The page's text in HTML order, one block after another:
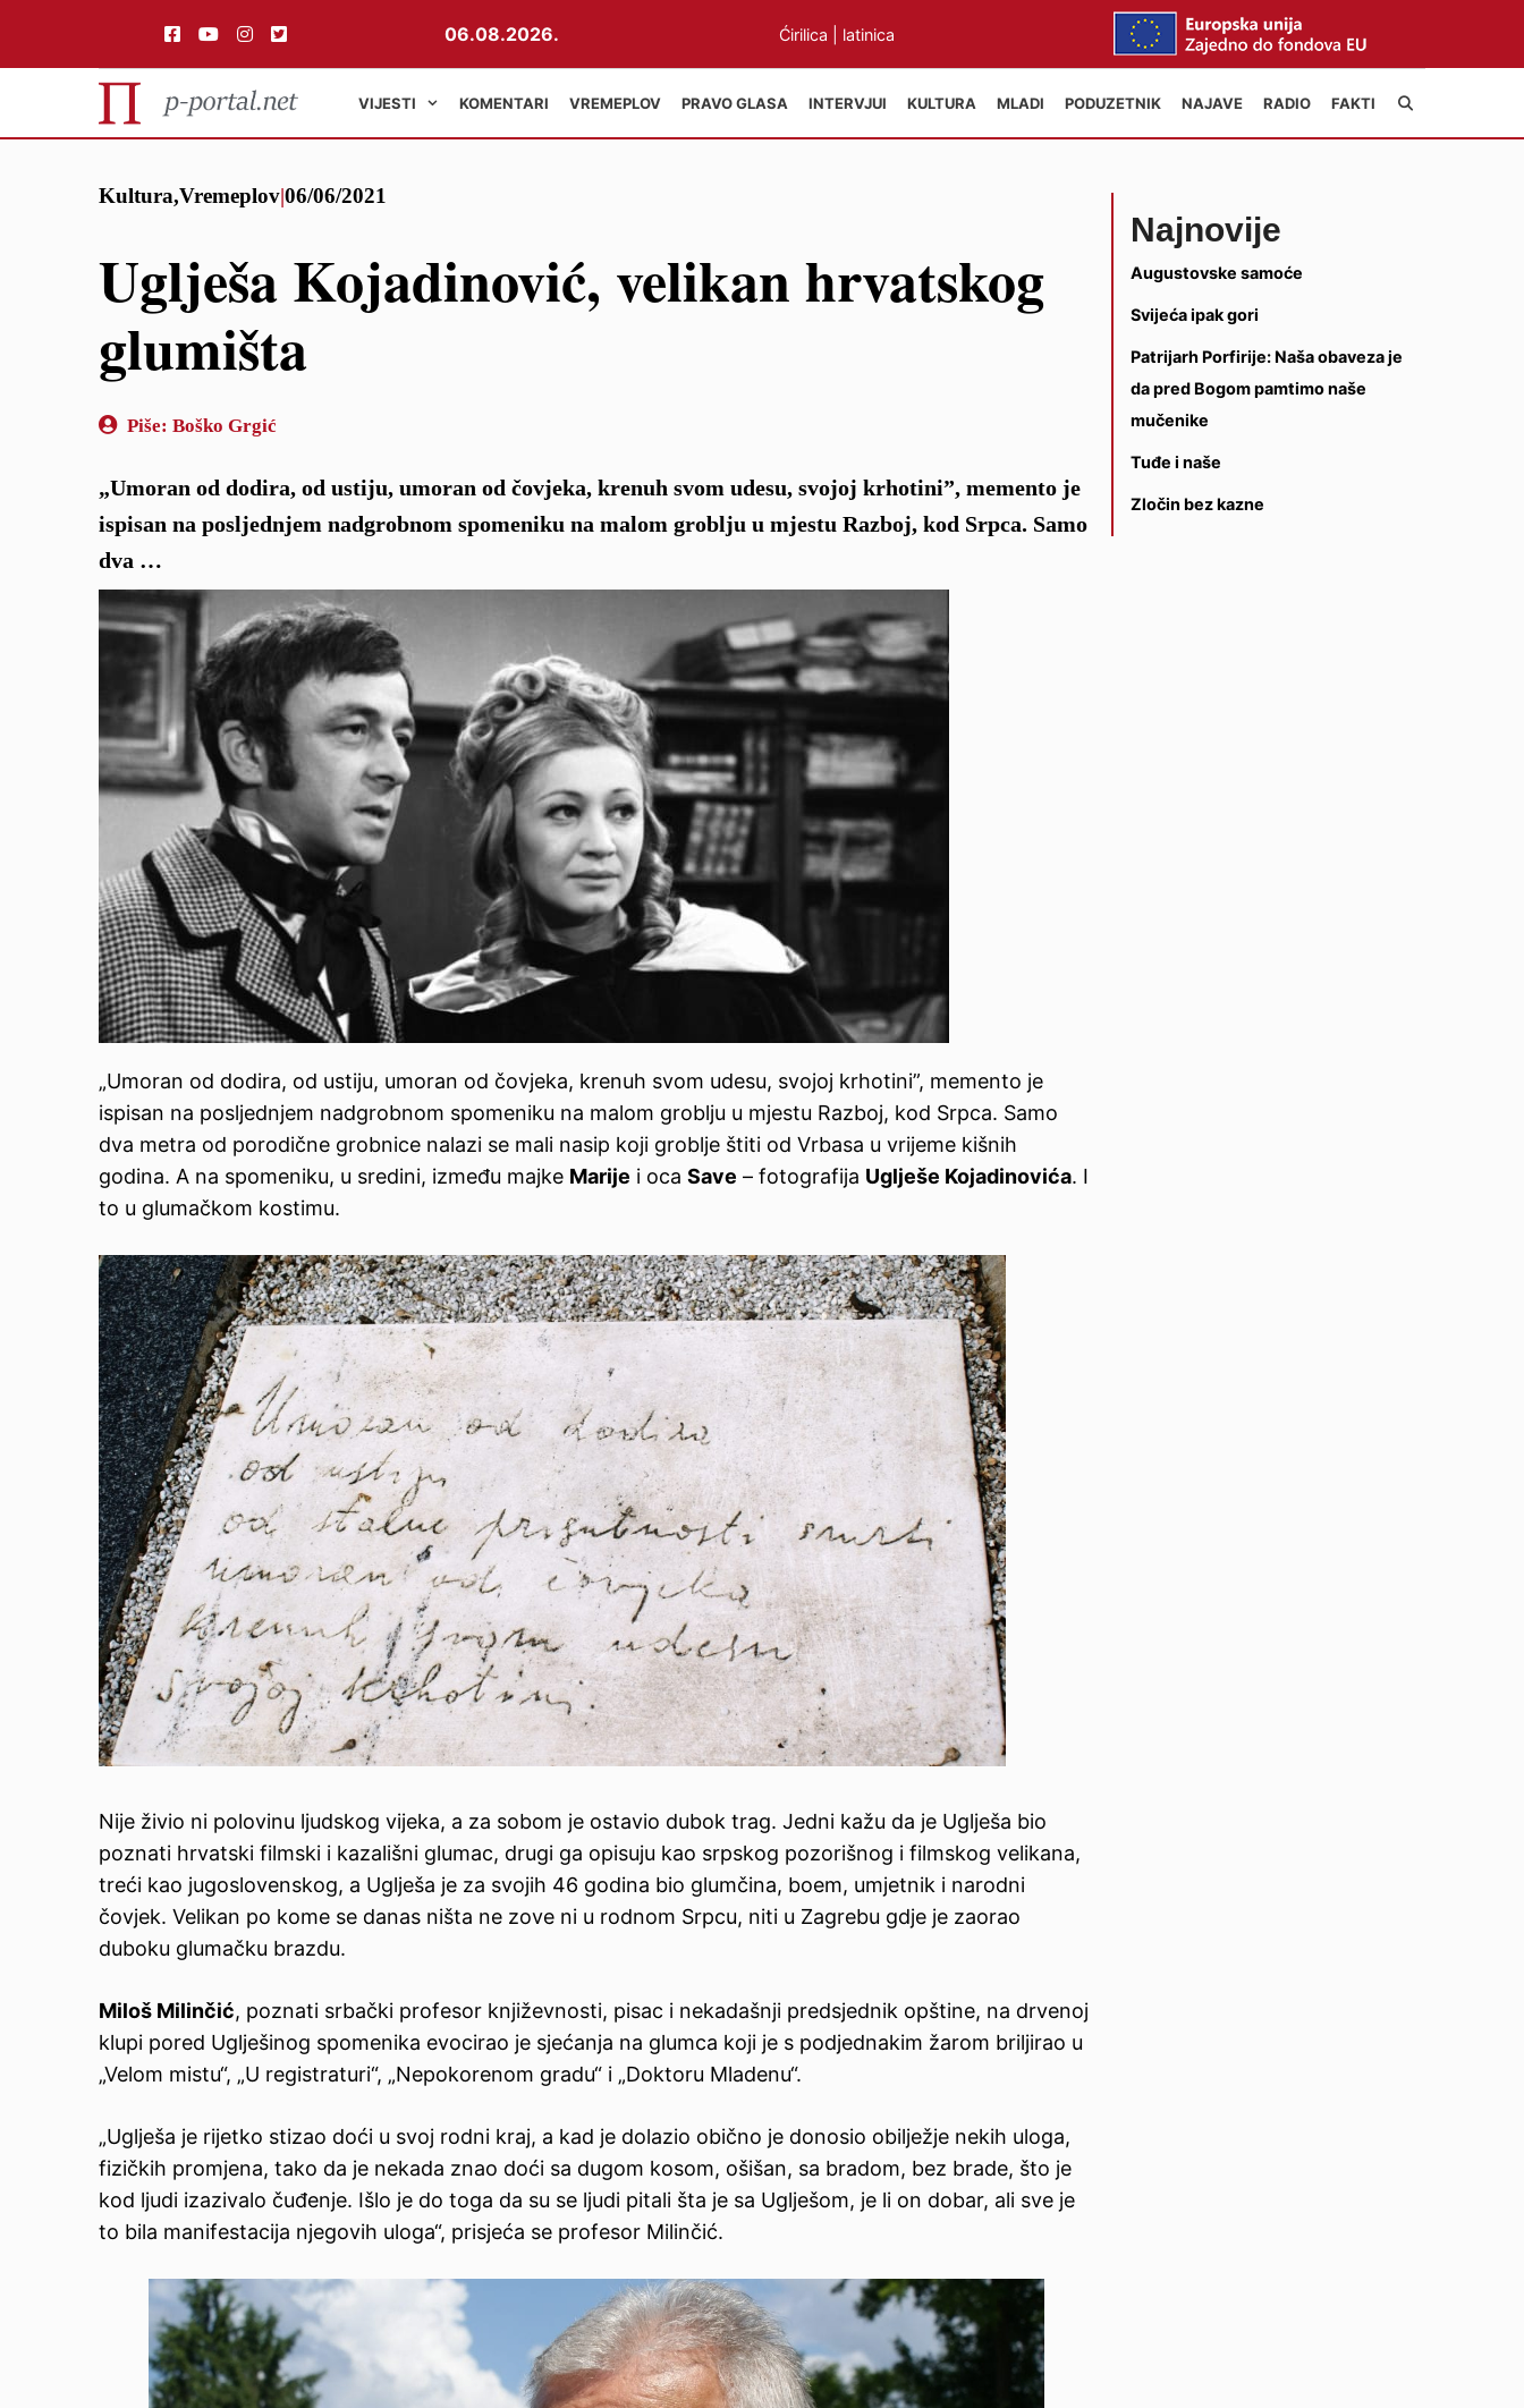
06.08.2026. Ćirilica latinica
VIJESTI KOMENTARI VREMEPLOV PRAVO GLASA INTERVJUI KULTURA MLADI PODUZETNIK NAJAVE RADIO FAKTI
Kultura,Vremeplov|06/06/2021
Uglješa Kojadinović, velikan hrvatskog
glumišta
Piše: Boško Grgić
„Umoran od dodira, od ustiju, umoran od čovjeka, krenuh svom udesu, svojoj krhotini”, memento je
ispisan na posljednjem nadgrobnom spomeniku na malom groblju u mjestu Razboj, kod Srpca. Samo
dva …
„Umoran od dodira, od ustiju, umoran od čovjeka, krenuh svom udesu, svojoj krhotini”, memento je
ispisan na posljednjem nadgrobnom spomeniku na malom groblju u mjestu Razboj, kod Srpca. Samo
dva metra od porodične grobnice nalazi se mali nasip koji groblje štiti od Vrbasa u vrijeme kišnih
godina. A na spomeniku, u sredini, između majke Marije i oca Save – fotografija Uglješe Kojadinovića. I
to u glumačkom kostimu.
Nije živio ni polovinu ljudskog vijeka, a za sobom je ostavio dubok trag. Jedni kažu da je Uglješa bio
poznati hrvatski filmski i kazališni glumac, drugi ga opisuju kao srpskog pozorišnog i filmskog velikana,
treći kao jugoslovenskog, a Uglješa je za svojih 46 godina bio glumčina, boem, umjetnik i narodni
čovjek. Velikan po kome se danas ništa ne zove ni u rodnom Srpcu, niti u Zagrebu gdje je zaorao
duboku glumačku brazdu.
Miloš Milinčić, poznati srbački profesor književnosti, pisac i nekadašnji predsjednik opštine, na drvenoj
klupi pored Uglješinog spomenika evocirao je sjećanja na glumca koji je s podjednakim žarom briljirao u
„Velom mistu“, „U registraturi“, „Nepokorenom gradu“ i „Doktoru Mladenu“.
„Uglješa je rijetko stizao doći u svoj rodni kraj, a kad je dolazio obično je donosio obilježje nekih uloga,
fizičkih promjena, tako da je nekada znao doći sa dugom kosom, ošišan, sa bradom, bez brade, što je
kod ljudi izazivalo čuđenje. Išlo je do toga da su se ljudi pitali šta je sa Uglješom, je li on dobar, ali sve je
to bila manifestacija njegovih uloga“, prisjeća se profesor Milinčić.
Najnovije
Augustovske samoće
Svijeća ipak gori
Patrijarh Porfirije: Naša obaveza je
da pred Bogom pamtimo naše
mučenike
Tuđe i naše
Zločin bez kazne